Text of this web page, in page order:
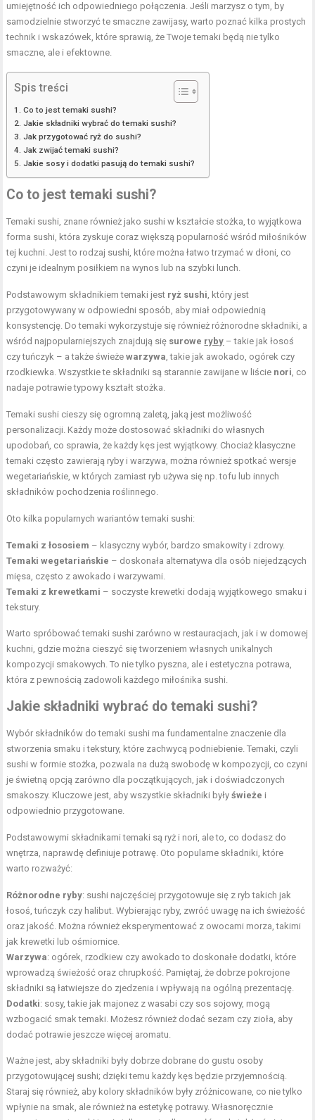
umiejętność ich odpowiedniego połączenia. Jeśli marzysz o tym, by
samodzielnie stworzyć te smaczne zawijasy, warto poznać kilka prostych
technik i wskazówek, które sprawią, że Twoje temaki będą nie tylko
smaczne, ale i efektowne.
Spis treści
Co to jest temaki sushi?
Jakie składniki wybrać do temaki sushi?
Jak przygotować ryż do sushi?
Jak zwijać temaki sushi?
Jakie sosy i dodatki pasują do temaki sushi?
Co to jest temaki sushi?
Temaki sushi, znane również jako sushi w kształcie stożka, to wyjątkowa
forma sushi, która zyskuje coraz większą popularność wśród miłośników
tej kuchni. Jest to rodzaj sushi, które można łatwo trzymać w dłoni, co
czyni je idealnym posiłkiem na wynos lub na szybki lunch.
Podstawowym składnikiem temaki jest ryż sushi, który jest
przygotowywany w odpowiedni sposób, aby miał odpowiednią
konsystencję. Do temaki wykorzystuje się również różnorodne składniki, a
wśród najpopularniejszych znajdują się surowe ryby – takie jak łosoś
czy tuńczyk – a także świeżewarzywa, takie jak awokado, ogórek czy
rzodkiewka. Wszystkie te składniki są starannie zawijane w liście nori, co
nadaje potrawie typowy kształt stożka.
Temaki sushi cieszy się ogromną zaletą, jaką jest możliwość
personalizacji. Każdy może dostosować składniki do własnych
upodobań, co sprawia, że każdy kęs jest wyjątkowy. Chociaż klasyczne
temaki często zawierają ryby i warzywa, można również spotkać wersje
wegetariańskie, w których zamiast ryb używa się np. tofu lub innych
składników pochodzenia roślinnego.
Oto kilka popularnych wariantów temaki sushi:
Temaki z łososiem – klasyczny wybór, bardzo smakowity i zdrowy.
Temaki wegetariańskie – doskonała alternatywa dla osób niejedzących
mięsa, często z awokado i warzywami.
Temaki z krewetkami – soczyste krewetki dodają wyjątkowego smaku i
tekstury.
Warto spróbować temaki sushi zarówno w restauracjach, jak i w domowej
kuchni, gdzie można cieszyć się tworzeniem własnych unikalnych
kompozycji smakowych. To nie tylko pyszna, ale i estetyczna potrawa,
która z pewnością zadowoli każdego miłośnika sushi.
Jakie składniki wybrać do temaki sushi?
Wybór składników do temaki sushi ma fundamentalne znaczenie dla
stworzenia smaku i tekstury, które zachwycą podniebienie. Temaki, czyli
sushi w formie stożka, pozwala na dużą swobodę w kompozycji, co czyni
je świetną opcją zarówno dla początkujących, jak i doświadczonych
smakoszy. Kluczowe jest, aby wszystkie składniki byłyświeże i
odpowiednio przygotowane.
Podstawowymi składnikami temaki są ryż i nori, ale to, co dodasz do
wnętrza, naprawdę definiuje potrawę. Oto popularne składniki, które
warto rozważyć:
Różnorodne ryby: sushi najczęściej przygotowuje się z ryb takich jak
łosoś, tuńczyk czy halibut. Wybierając ryby, zwróć uwagę na ich świeżość
oraz jakość. Można również eksperymentować z owocami morza, takimi
jak krewetki lub ośmiornice.
Warzywa: ogórek, rzodkiew czy awokado to doskonałe dodatki, które
wprowadzą świeżość oraz chrupkość. Pamiętaj, że dobrze pokrojone
składniki są łatwiejsze do zjedzenia i wpływają na ogólną prezentację.
Dodatki: sosy, takie jak majonez z wasabi czy sos sojowy, mogą
wzbogacić smak temaki. Możesz również dodać sezam czy zioła, aby
dodać potrawie jeszcze więcej aromatu.
Ważne jest, aby składniki były dobrze dobrane do gustu osoby
przygotowującej sushi; dzięki temu każdy kęs będzie przyjemnością.
Staraj się również, aby kolory składników były zróżnicowane, co nie tylko
wpłynie na smak, ale również na estetykę potrawy. Własnoręcznie